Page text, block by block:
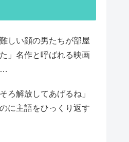
しい顔の男たちが部屋
」名作と呼ばれる映画
…
ろ解放してあげるね」
に主語をひっくり返す